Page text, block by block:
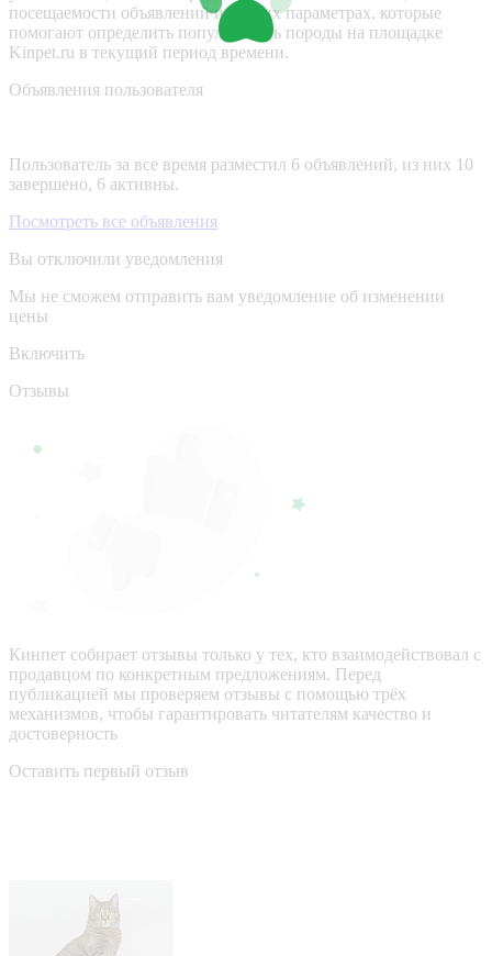
посещаемости объявлений и других параметрах, которые
помогают определить популярность породы на площадке
Kinpet.ru в текущий период времени.
Объявления пользователя
Пользователь за все время разместил 6 объявлений, из них 10
завершено, 6 активны.
Посмотреть все объявления
Вы отключили уведомления
Мы не сможем отправить вам уведомление об изменении
цены
Включить
Отзывы
Кинпет собирает отзывы только у тех, кто взаимодействовал с
продавцом по конкретным предложениям. Перед
публикацией мы проверяем отзывы с помощью трёх
механизмов, чтобы гарантировать читателям качество и
достоверность
Оставить первый отзыв